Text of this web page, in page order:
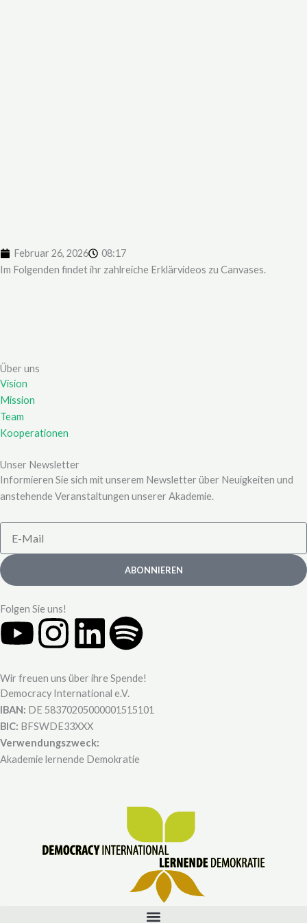
Februar 26, 2026
08:17
Im Folgenden findet ihr zahlreiche Erklärvideos zu Canvases.
Über uns
Vision
Mission
Team
Kooperationen
Unser Newsletter
Informieren Sie sich mit unserem Newsletter über Neuigkeiten und
anstehende Veranstaltungen unserer Akademie.
Mail
ABONNIEREN
Folgen Sie uns!
Y
o
u
t
u
I
n
s
t
a
r
L
i
n
k
e
i
S
p
o
i
f
y
Wir freuen uns über ihre Spende!
Democracy International e.V.
IBAN: DE 58370205000001515101
BIC: BFSWDE33XXX
Verwendungszweck:
Akademie lernende Demokratie